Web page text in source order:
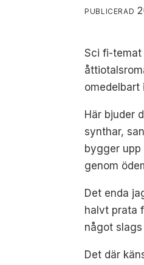
PUBLICERAD
Sci fi-temat
omedelbart
Här bjuder
synthar,
bygger
genom
Det enda
halvt prata
något
Det där